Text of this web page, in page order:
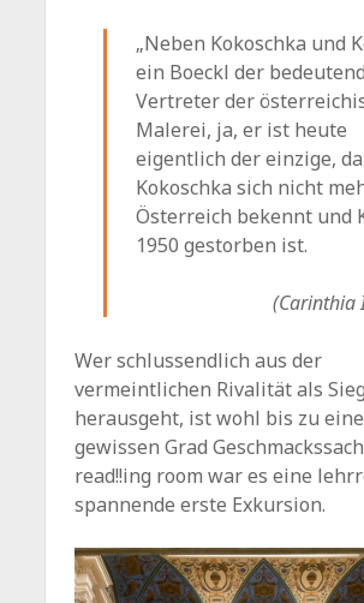
„Neben Kokoschka und
ein Boeckl der
Vertreter der
Malerei, ja, er ist heute
eigentlich der einzige, da
Kokoschka sich nicht
Österreich bekennt und
1950 gestorben ist.
(Carinthia
Wer schlussendlich aus der
vermeintlichen Rivalität als
herausgeht, ist wohl bis zu
gewissen Grad
read!!ing room war es eine
spannende erste Exkursion.